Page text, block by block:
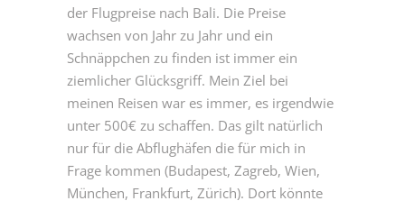
der Flugpreise nach Bali. Die Preise
wachsen von Jahr zu Jahr und ein
Schnäppchen zu finden ist immer ein
ziemlicher Glücksgriff. Mein Ziel bei
meinen Reisen war es immer, es irgendwie
unter 500€ zu schaffen. Das gilt natürlich
nur für die Abflughäfen die für mich in
Frage kommen (Budapest, Zagreb, Wien,
München, Frankfurt, Zürich). Dort könnte